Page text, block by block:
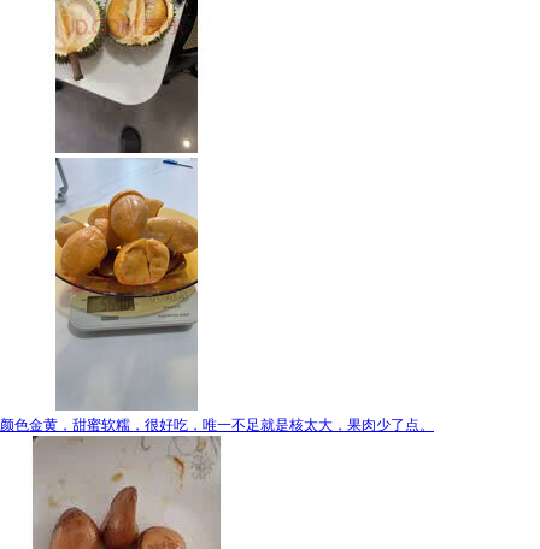
颜色金黄，甜蜜软糯，很好吃，唯一不足就是核太大，果肉少了点。